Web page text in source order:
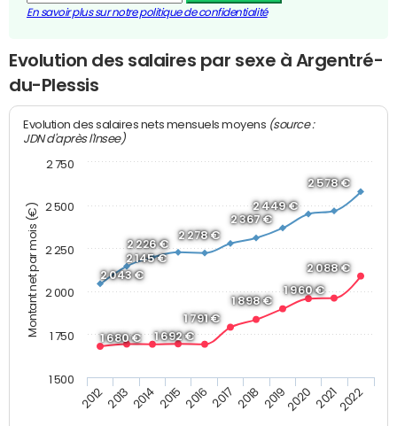
En savoir plus sur notre politique de confidentialité
Evolution des salaires par sexe à Argentré-
du-Plessis
Montant net par mois (€)
Evolution des salaires nets mensuels moyens (source :
JDN d'après l'Insee)
1 680 € 1 692 €
1 791 €
1 898 €
1 960 €
2 088 €
2 043 €
2 145 €
2 226 €
2 278 €
2 367 €
2 449 €
2 578 €
2012 2013 2014 2015 2016 2017 2018 20192020 20212022
1 500
1 750
2 000
2 250
2 500
2 750